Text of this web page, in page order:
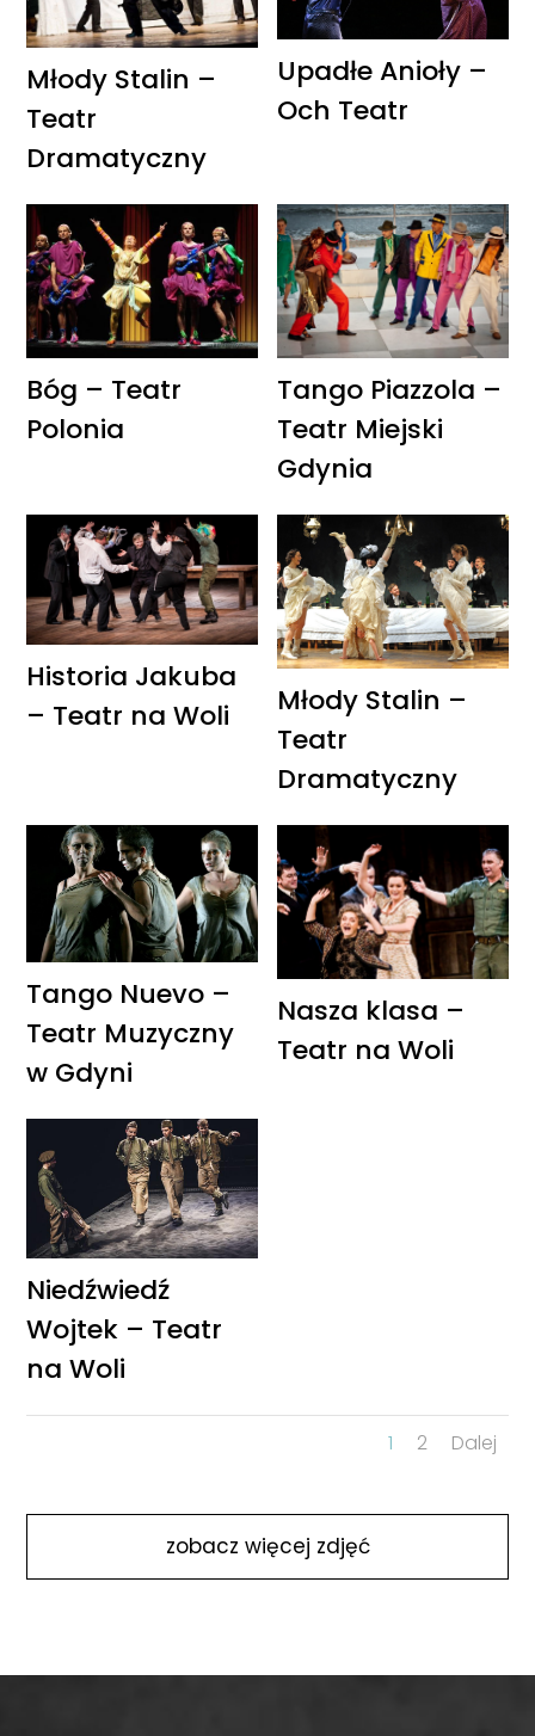
Młody Stalin –
Teatr
Dramatyczny
Upadłe Anioły –
Och Teatr
Bóg – Teatr
Polonia
Tango Piazzola –
Teatr Miejski
Gdynia
Historia Jakuba
– Teatr na Woli
Młody Stalin –
Teatr
Dramatyczny
Tango Nuevo –
Teatr Muzyczny
w Gdyni
Nasza klasa –
Teatr na Woli
Niedźwiedź
Wojtek – Teatr
na Woli
1 2 Dalej
zobacz więcej zdjęć